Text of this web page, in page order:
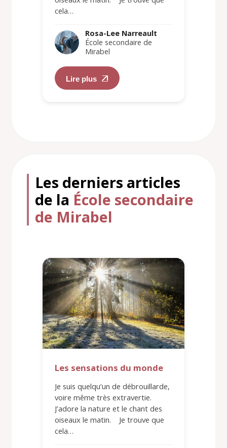
cela…
Rosa-Lee Narreault
École secondaire de
Mirabel
Lire plus
Les derniers articles
de la École secondaire
de Mirabel
Les sensations du monde
Je suis quelqu’un de débrouillarde,
voire même très extravertie.
J’adore la nature et le chant des
oiseaux le matin. Je trouve que
cela…